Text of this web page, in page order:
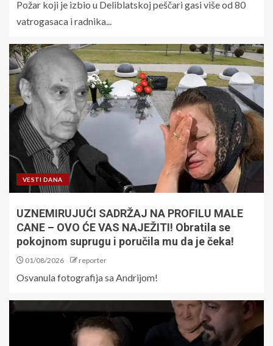
Požar koji je izbio u Deliblatskoj peščari gasi više od 80
vatrogasaca i radnika...
VESTI DANA
UZNEMIRUJUĆI SADRŽAJ NA PROFILU MALE
CANE – OVO ĆE VAS NAJEŽITI! Obratila se
pokojnom suprugu i poručila mu da je čeka!
01/08/2026 reporter
Osvanula fotografija sa Andrijom!